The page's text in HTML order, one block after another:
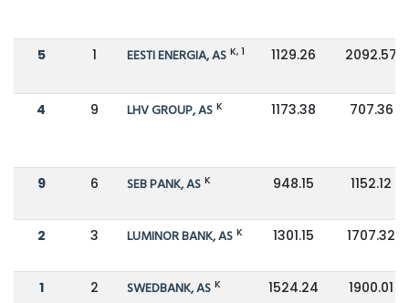
5 1 EESTI ENERGIA, AS K, 1 1129.26 2092.57
4 9 LHV GROUP, AS K 1173.38 707.36
9 6 SEB PANK, AS K 948.15 1152.12
2 3 LUMINOR BANK, AS K 1301.15 1707.32
1 2 SWEDBANK, AS K 1524.24 1900.01